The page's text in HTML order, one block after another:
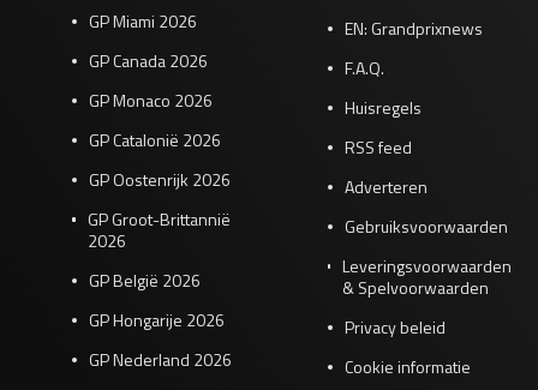
GP Miami 2026
GP Canada 2026
GP Monaco 2026
GP Catalonië 2026
GP Oostenrijk 2026
GP Groot-Brittannië
2026
GP België 2026
GP Hongarije 2026
GP Nederland 2026
EN: Grandprixnews
F.A.Q.
Huisregels
RSS feed
Adverteren
Gebruiksvoorwaarden
Leveringsvoorwaarden
& Spelvoorwaarden
Privacy beleid
Cookie informatie